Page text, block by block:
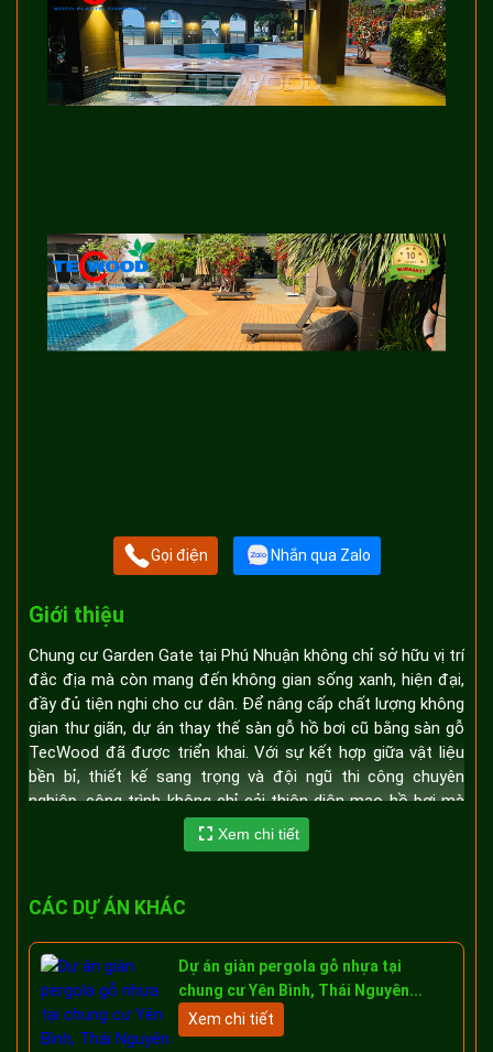
Gọi điện Nhắn qua Zalo
Giới thiệu
Chung cư Garden Gate tại Phú Nhuận không chỉ sở hữu vị trí
đắc địa mà còn mang đến không gian sống xanh, hiện đại,
đầy đủ tiện nghi cho cư dân. Để nâng cấp chất lượng không
gian thư giãn, dự án thay thế sàn gỗ hồ bơi cũ bằng sàn gỗ
TecWood đã được triển khai. Với sự kết hợp giữa vật liệu
bền bỉ, thiết kế sang trọng và đội ngũ thi công chuyên
nghiệp, công trình không chỉ cải thiện diện mạo hồ bơi mà
còn góp phần nâng cao giá trị sống cho cộng đồng dân cư.
gỗ
1. Tổng quan về dự án
Chung cư Garden Gate tại Phú Nhuận là một trong những
khu căn hộ cao cấp với thiết kế hiện đại, tiện ích đa dạng và
Xem chi tiết
CÁC DỰ ÁN KHÁC
Dự án giàn pergola gỗ nhựa tại
chung cư Yên Bình, Thái Nguyên...
Xem chi tiết